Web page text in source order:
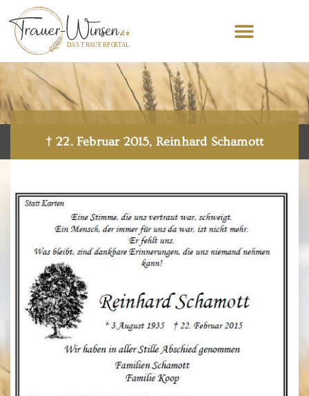
† 22. Februar 2015, Reinhard Schamott